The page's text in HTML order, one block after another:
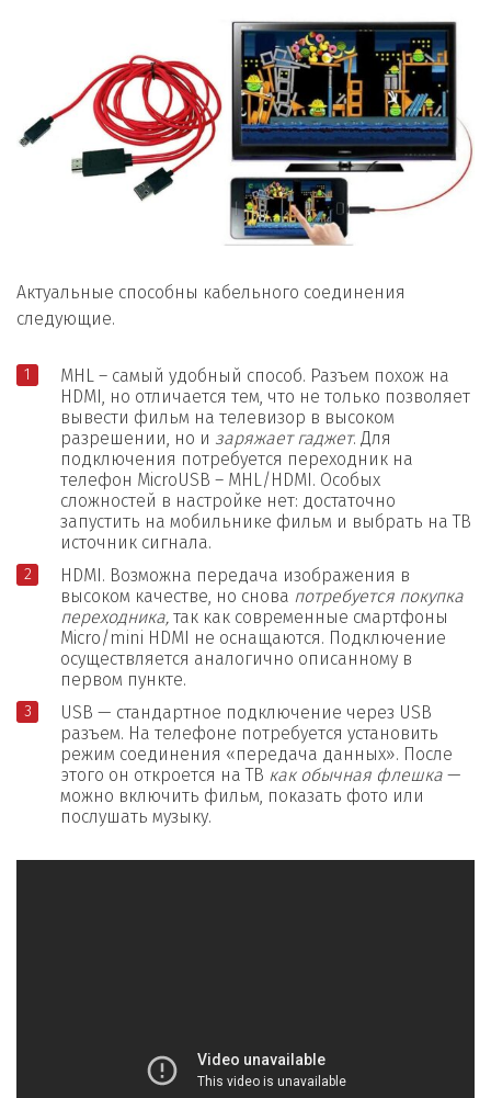
Актуальные способны кабельного соединения
следующие.
MHL – самый удобный способ. Разъем похож на
HDMI, но отличается тем, что не только позволяет
вывести фильм на телевизор в высоком
разрешении, но и заряжает гаджет. Для
подключения потребуется переходник на
телефон MicroUSB – MHL/HDMI. Особых
сложностей в настройке нет: достаточно
запустить на мобильнике фильм и выбрать на ТВ
источник сигнала.
HDMI. Возможна передача изображения в
высоком качестве, но снова потребуется покупка
переходника, так как современные смартфоны
Micro/mini HDMI не оснащаются. Подключение
осуществляется аналогично описанному в
первом пункте.
USB — стандартное подключение через USB
разъем. На телефоне потребуется установить
режим соединения «передача данных». После
этого он откроется на ТВ как обычная флешка —
можно включить фильм, показать фото или
послушать музыку.